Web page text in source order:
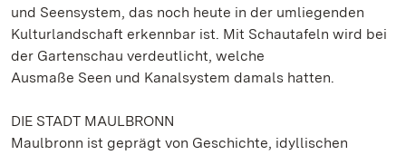
und Seensystem, das noch heute in der umliegenden
Kulturlandschaft erkennbar ist. Mit Schautafeln wird bei
der Gartenschau verdeutlicht, welche
Ausmaße Seen und Kanalsystem damals hatten.
DIE STADT MAULBRONN
Maulbronn ist geprägt von Geschichte, idyllischen